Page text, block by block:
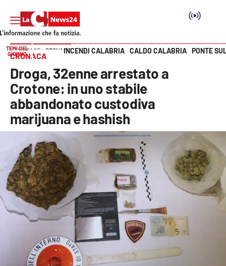
SEZIONI
Cronaca
Politica
Attualità
Economia e lavoro
Italia Mondo
Sport
Vai
TEMI DEL
GIORNO
INCENDI CALABRIA CALDO CALABRIA PONTE
HOME PAGE CRONACA
CRONACA
Droga, 32enne arrestato a
Crotone: in uno stabile
abbandonato custodiva
marijuana e hashish